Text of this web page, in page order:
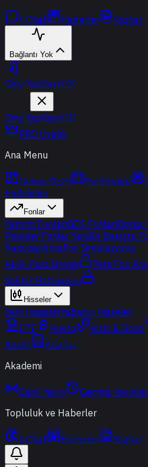
t-Chat Haberler Yazılar
Bağlantı Yok
Giriş YapKayıt Ol
Giriş YapKayıt Ol
PRO Üyelik
Ana Menu
Günün Özeti Portföyüm
Endeksler
Fonlar
Yatırım FonlarıBES FonlarıBorsa
Popüler Fonlar YeniBir Bakışta
KarşılaştırmaFon Simülasyonu
Akıllı Para Sinyali
Ters Fon
Sektör Rotasyonu
Hisseler
Yerli HisselerYabancı Hisseler
ETF
Kripto Altın & Döviz
Analiz
Araçlar
Akademi
Canlı Yayın Geçmiş Yayınlar
Topluluk ve Haberler
t-Chat Haberler Yazılar